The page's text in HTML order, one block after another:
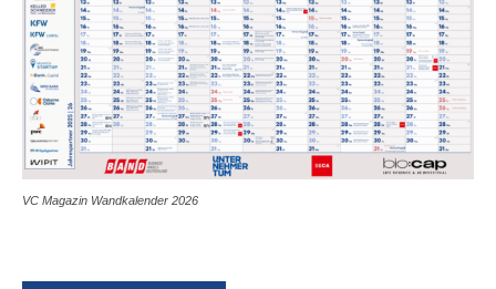
VC Magazin Wandkalender 2026